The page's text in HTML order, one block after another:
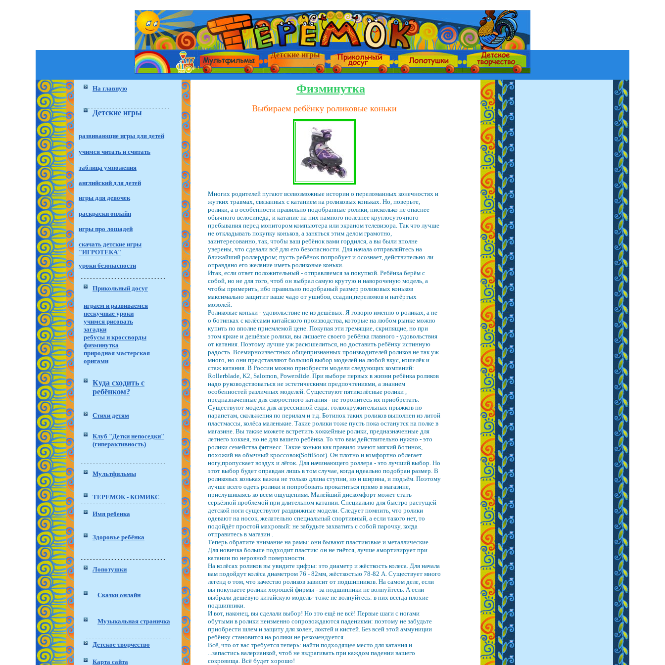
Детские игры
На главную
Детские игры
развивающие игры для детей
учимся читать и считать
таблица умножения
английский для детей
игры для девочек
раскраски онлайн
игры про лошадей
скачать детские игры
"ИГРОТЕКА"
уроки безопасности
Прикольный досуг
играем и развиваемся
нескучные уроки
учимся рисовать
загадки
ребусы и кроссворды
физминутка
природная мастерская
оригами
Куда сходить с
ребёнком?
Стихи детям
Клуб "Детки непоседки"
(гиперактивность)
Мультфильмы
ТЕРЕМОК - КОМИКС
Имя ребенка
Здоровье ребёнка
Лопотушки
Сказки онлайн
Музыкальная страничка
Детское творчество
Карта сайта
Физминутка
Выбираем ребёнку роликовые коньки
Многих родителей пугают всевозможные истории о переломанных конечностях и
жутких травмах, связанных с катанием на роликовых коньках. Но, поверьте,
ролики, а в особенности правильно подобранные ролики, нисколько не опаснее
обычного велосипеда; и катание на них намного полезнее круглосуточного
пребывания перед монитором компьютера или экраном телевизора. Так что лучше
не откладывать покупку коньков, а заняться этим делом грамотно,
заинтересованно, так, чтобы ваш ребёнок вами гордился, а вы были вполне
уверены, что сделали всё для его безопасности. Для начала отправляйтесь на
ближайший роллердром; пусть ребёнок попробует и осознает, действительно ли
оправдано его желание иметь роликовые коньки.
Итак, если ответ положительный - отправляемся за покупкой. Ребёнка берём с
собой, но не для того, чтоб он выбрал самую крутую и навороченую модель, а
чтобы примерить, ибо правильно подобраный размер роликовых коньков
максимально защитит ваше чадо от ушибов, ссадин,переломов и натёртых
мозолей.
Роликовые коньки - удовольствие не из дешёвых. Я говорю именно о роликах, а не
о ботинках с колёсами китайского производства, которые на любом рынке можно
купить по вполне приемлемой цене. Покупая эти гремящие, скрипящие, но при
этом яркие и дешёвые ролики, вы лишаете своего ребёнка главного - удовольствия
от катания. Поэтому лучше уж раскошелиться, но доставить ребёнку истинную
радость. Всемирноизвестных общепризнанных производителей роликов не так уж
много, но они представляют большой выбор моделей на любой вкус, кошелёк и
стаж катания. В России можно приобрести модели следующих компаний:
Rollerblade, K2, Salomon, Powerslide. При выборе первых в жизни ребёнка роликов
надо руководствоваться не эстетическими предпочтениями, а знанием
особенностей различных моделей. Существуют пятиколёсные ролики ,
предназначенные для скоростного катания - не торопитесь их приобретать.
Существуют модели для агрессивной езды: голвокружительных прыжков по
парапетам, скольжения по перилам и т.д. Ботинок таких роликов выполнен из литой
пластмассы, колёса маленькие. Такие ролики тоже пусть пока останутся на полке в
магазине. Вы также можете встретить хоккейные ролики, предназначенные для
летнего хоккея, но не для вашего ребёнка. То что вам действительно нужно - это
ролики семейства фитнесс. Такие коньки как правило имеют мягкий ботинок,
похожий на обычный кроссовок(SoftBoot). Он плотно и комфортно облегает
ногу,пропускает воздух и лёгок. Для начинающего роллера - это лучший выбор. Но
этот выбор будет оправдан лишь в том случае, когда идеально подобран размер. В
роликовых коньках важна не только длина ступни, но и ширина, и подъём. Поэтому
лучше всего одеть ролики и попробовать прокатиться прямо в магазине,
прислушиваясь ко всем ощущениям. Малейший дискомфорт может стать
серьёзной проблемой при длительном катании. Специально для быстро растущей
детской ноги существуют раздвижные модели. Следует помнить, что ролики
одевают на носок, желательно специальный спортивный, а если такого нет, то
подойдёт простой махровый: не забудьте захватить с собой парочку, когда
отправитесь в магазин .
Теперь обратите внимание на рамы: они бывают пластиковые и металлические.
Для новичка больше подходит пластик: он не гнётся, лучше амортизирует при
катании по неровной поверхности.
На колёсах роликов вы увидите цифры: это диаметр и жёсткость колеса. Для начала
вам подойдут колёса диаметром 76 - 82мм, жёсткостью 78-82 А. Существует много
легенд о том, что качество роликов зависит от подшипников. На самом деле, если
вы покупаете ролики хорошей фирмы - за подшипники не волнуйтесь. А если
выбрали дешёвую китайскую модель- тоже не волнуйтесь: в них всегда плохие
подшипники.
И вот, наконец, вы сделали выбор! Но это ещё не всё! Первые шаги с ногами
обутыми в ролики неизменно сопровождаются падениями: поэтому не забудьте
приобрести шлем и защиту для колен, локтей и кистей. Без всей этой аммуниции
ребёнку становится на ролики не рекомендуется.
Всё, что от вас требуется теперь: найти подходящее место для катания и
...запастись валерианкой, чтоб не вздрагивать при каждом падении вашего
сокровища. Всё будет хорошо!